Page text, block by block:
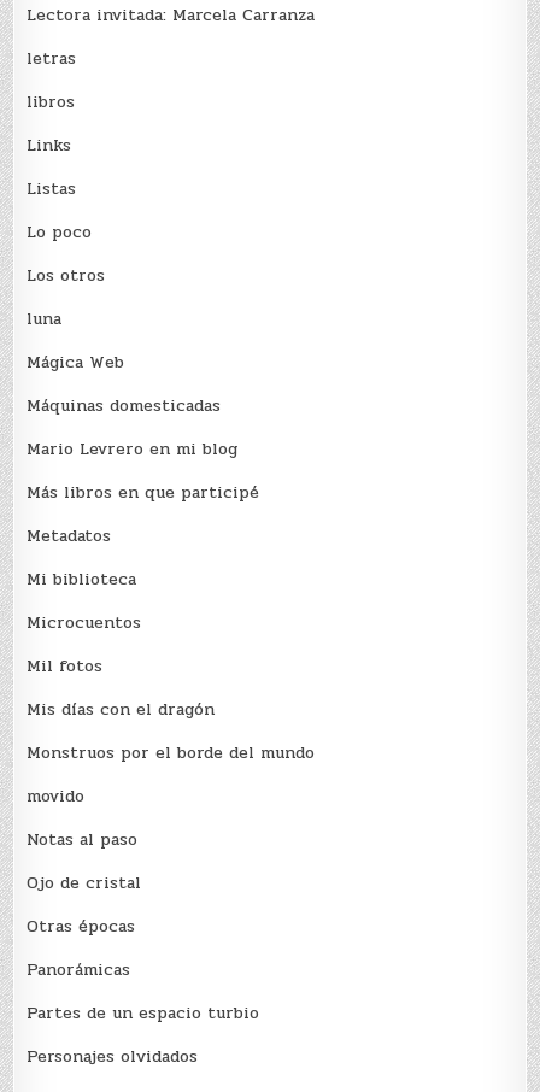
Lectora invitada: Marcela Carranza
letras
libros
Links
Listas
Lo poco
Los otros
luna
Mágica Web
Máquinas domesticadas
Mario Levrero en mi blog
Más libros en que participé
Metadatos
Mi biblioteca
Microcuentos
Mil fotos
Mis días con el dragón
Monstruos por el borde del mundo
movido
Notas al paso
Ojo de cristal
Otras épocas
Panorámicas
Partes de un espacio turbio
Personajes olvidados